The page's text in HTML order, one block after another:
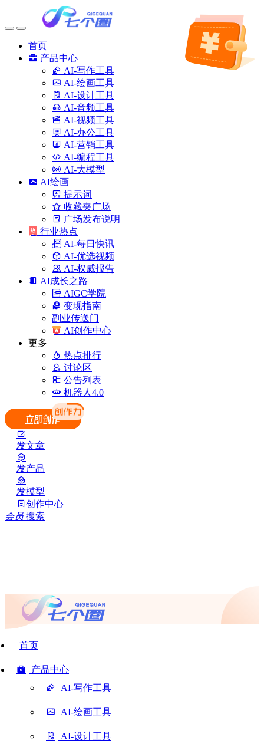
首页
产品中心
AI-写作工具
AI-绘画工具
AI-设计工具
AI-音频工具
AI-视频工具
AI-办公工具
AI-营销工具
AI-编程工具
AI-大模型
AI绘画
提示词
收藏夹广场
广场发布说明
行业热点
AI-每日快讯
AI-优选视频
AI-权威报告
AI成长之路
AIGC学院
变现指南
副业传送门
AI创作中心
更多
热点排行
讨论区
公告列表
机器人4.0
发文章
发产品
发模型
创作中心
会员 搜索
首页
产品中心
AI-写作工具
AI-绘画工具
AI-设计工具